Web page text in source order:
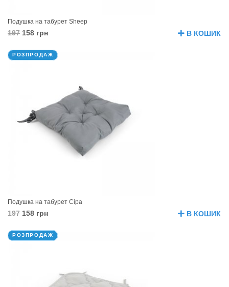
Подушка на табурет Sheep
197 158 грн В КОШИК
РОЗПРОДАЖ
Подушка на табурет Сіра
197 158 грн В КОШИК
РОЗПРОДАЖ